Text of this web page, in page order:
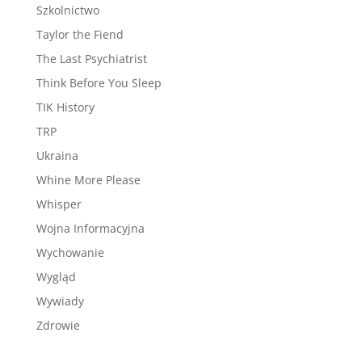
Szkolnictwo
Taylor the Fiend
The Last Psychiatrist
Think Before You Sleep
TIK History
TRP
Ukraina
Whine More Please
Whisper
Wojna Informacyjna
Wychowanie
Wygląd
Wywiady
Zdrowie